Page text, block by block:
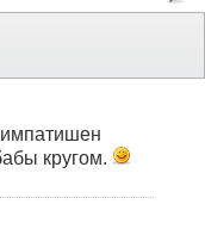
кругом.